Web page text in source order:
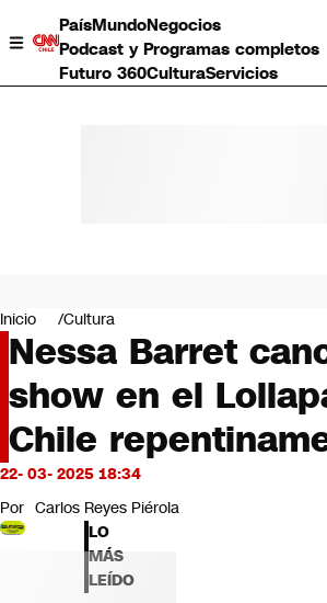
PaísMundoNegocios
Podcast y Programas completos
Futuro 360CulturaServicios
Negocios
Deportes
Programas completos
Cultura
Servicios
Bits
CNN tiempo
Futuro 360
Opinión
Inicio Cultura
Nessa Barret
show en el
Chile
22- 03- 2025 18:34
Por Carlos Reyes Piérola
LO
MÁS
LEÍDO